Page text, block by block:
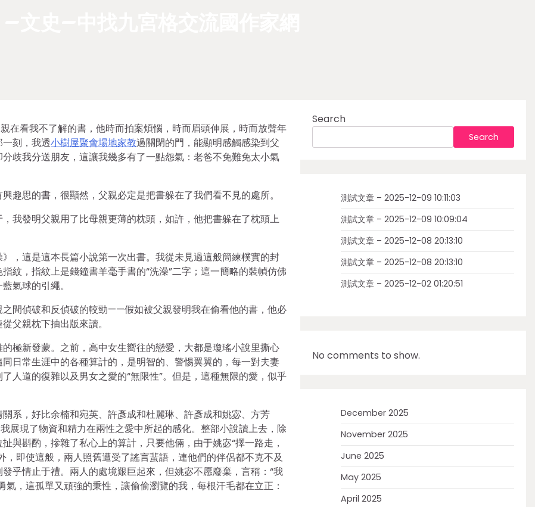
看我不了解的書，他時而拍案煩惱，時而眉頭伸展，時而放聲年
刻，我透小樹屋聚會場地家教過關閉的門，能顯明感觸感染到父
歧我分送朋友，這讓我幾多有了一點怨氣：老爸不免難免太小氣
趣思的書，很顯然，父親必定是把書躲在了我們看不見的處所。
我發明父親用了比母親更薄的枕頭，如許，他把書躲在了枕頭上
，這是這本長篇小說第一次出書。我從未見過這般簡練樸實的封
紋，指紋上是錢鐘書羊毫手書的“洗澡”二字；這一簡略的裝幀仿佛
氣球的引繩。
間偵破和反偵破的較勁——假如被父親發明我在偷看他的書，他必
父親枕下抽出版來讀。
極新發蒙。之前，高中女生嚮往的戀愛，大都是瓊瑤小說里撕心
日常生涯中的各種算計的，是明智的、警惕翼翼的，每一對夫妻
人道的復雜以及男女之愛的“無限性”。但是，這種無限的愛，似乎
系，好比余楠和宛英、許彥成和杜麗琳、許彥成和姚宓、方芳
展現了物資和精力在兩性之愛中所起的感化。整部小說讀上去，除
與斟酌，摻雜了私心上的算計，只要他倆，由于姚宓“擇一路走，
即使這般，兩人照舊遭受了謠言蜚語，連他們的伴侶都不克不及
乎情止于禮。兩人的處境艱巨起來，但姚宓不愿廢棄，言稱：“我
，這孤單又頑強的秉性，讓偷偷瀏覽的我，每根汗毛都在立正：
Search
Search
測試文章 – 2025-12-09 10:11:03
測試文章 – 2025-12-09 10:09:04
測試文章 – 2025-12-08 20:13:10
測試文章 – 2025-12-08 20:13:10
測試文章 – 2025-12-02 01:20:51
No comments to show.
December 2025
November 2025
June 2025
May 2025
April 2025